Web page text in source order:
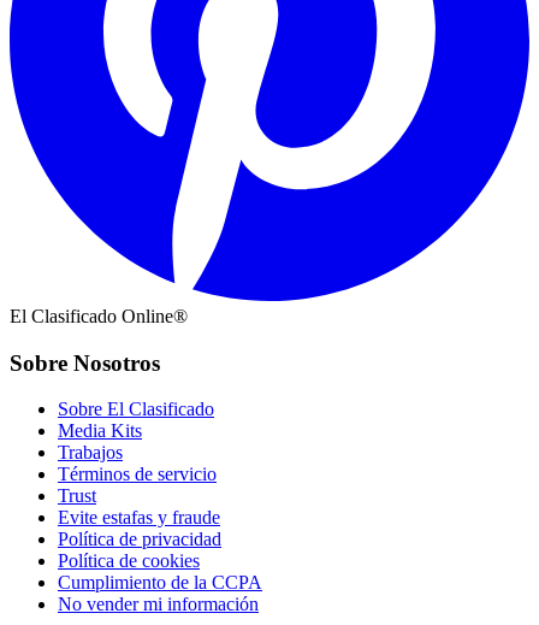
El Clasificado Online®
Sobre Nosotros
Sobre El Clasificado
Media Kits
Trabajos
Términos de servicio
Trust
Evite estafas y fraude
Política de privacidad
Política de cookies
Cumplimiento de la CCPA
No vender mi información